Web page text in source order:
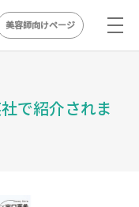
美容師向けページ
で紹介されま